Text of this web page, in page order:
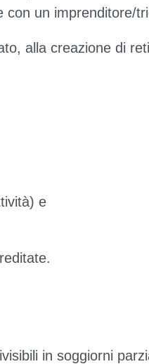
con un imprenditore/
alla creazione di
e
in soggiorni